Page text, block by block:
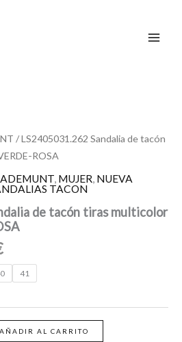
/ LS2405031.262 Sandalia de tacón
ROSA
, MUJER, NUEVA
TACON
de tacón tiras multicolor
es:
64,50 €.
41
AÑADIR AL CARRITO